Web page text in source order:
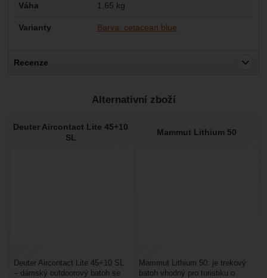
Váha 1,65 kg
Varianty Barva: cetacean blue
Recenze
Nebyla přidána žádná recenze.
Alternativní zboží
Deuter Aircontact Lite 45+10
SL
Deuter Aircontact Lite 45+10 SL
– dámský outdoorový batoh se
Mammut Lithium 50
Mammut Lithium 50: je trekový
batoh vhodný pro turistiku o